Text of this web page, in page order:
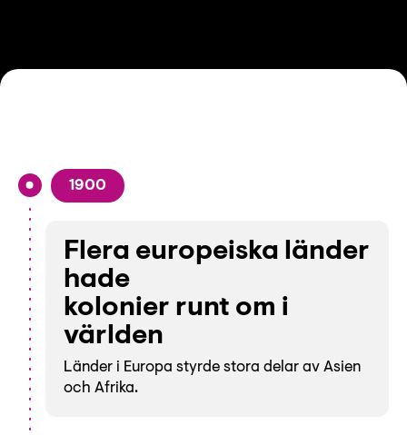
1900
Flera europeiska länder
hade
kolonier runt om i
världen
Länder i Europa styrde stora delar av Asien
och Afrika.